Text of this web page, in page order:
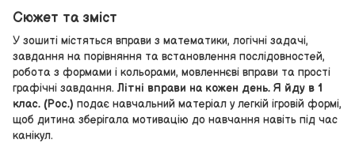
Сюжет та зміст
У зошиті містяться вправи з математики, логічні задачі,
завдання на порівняння та встановлення послідовностей,
робота з формами і кольорами, мовленнєві вправи та прості
графічні завдання. Літні вправи на кожен день. Я йду в 1
клас. (Рос.) подає навчальний матеріал у легкій ігровій формі,
щоб дитина зберігала мотивацію до навчання навіть під час
канікул.